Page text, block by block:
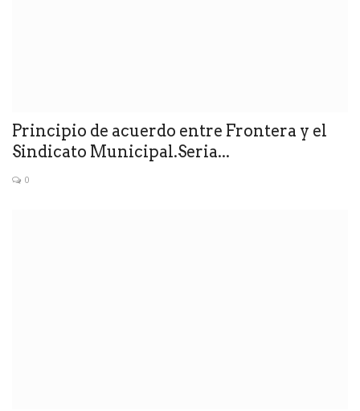
Principio de acuerdo entre Frontera y el
Sindicato Municipal.Seria...
0